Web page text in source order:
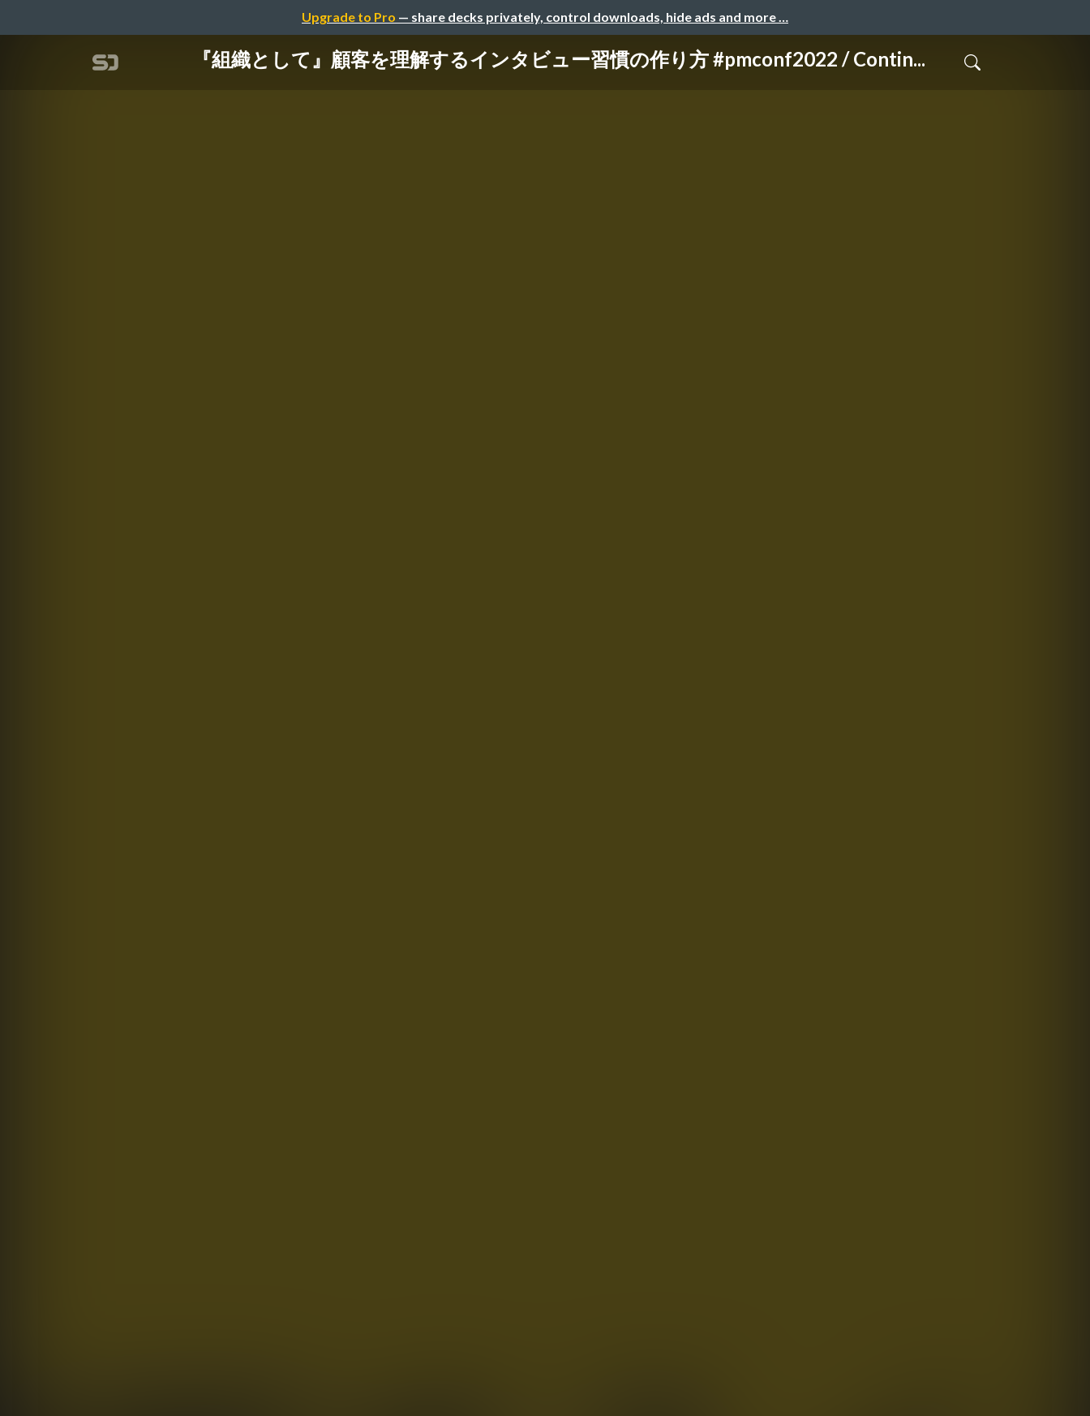
Upgrade to Pro — share decks privately, control downloads, hide ads and more …
『組織として』顧客を理解するインタビュー習慣の作り方 #pmconf2022 / Contin...